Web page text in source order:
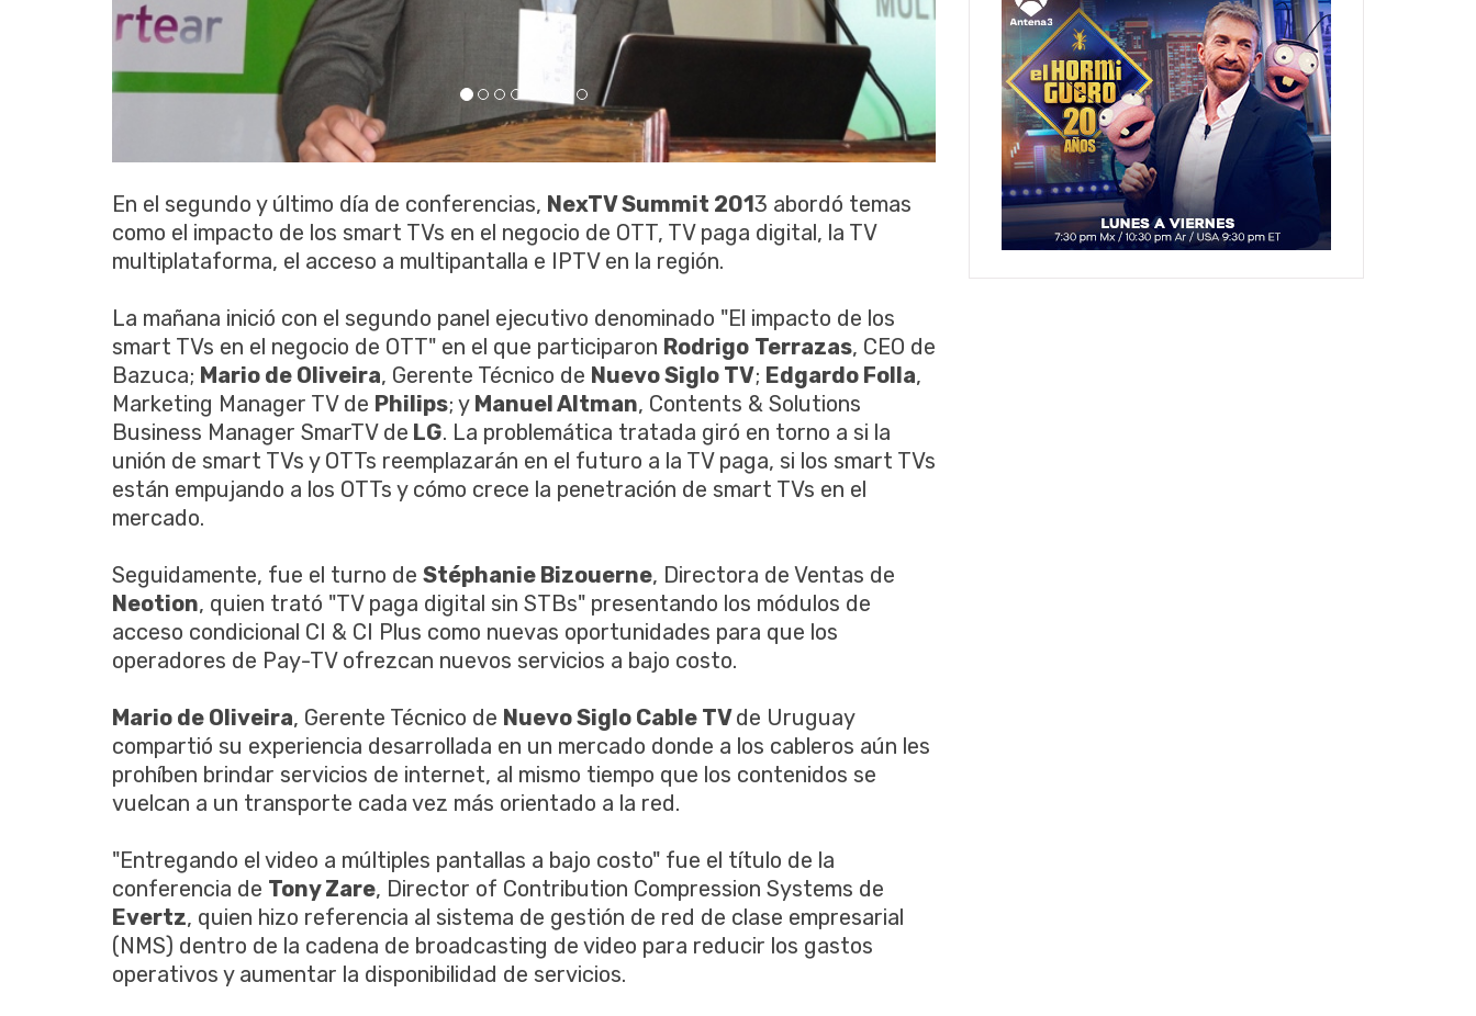
En el segundo y último día de conferencias, NexTV Summit 2013 abordó temas
como el impacto de los smart TVs en el negocio de OTT, TV paga digital, la TV
multiplataforma, el acceso a multipantalla e IPTV en la región.
La mañana inició con el segundo panel ejecutivo denominado "El impacto de los
smart TVs en el negocio de OTT" en el que participaron Rodrigo Terrazas, CEO de
Bazuca; Mario de Oliveira, Gerente Técnico de Nuevo Siglo TV; Edgardo Folla,
Marketing Manager TV de Philips; y Manuel Altman, Contents & Solutions
Business Manager SmarTV de LG. La problemática tratada giró en torno a si la
unión de smart TVs y OTTs reemplazarán en el futuro a la TV paga, si los smart TVs
están empujando a los OTTs y cómo crece la penetración de smart TVs en el
mercado.
Seguidamente, fue el turno de Stéphanie Bizouerne, Directora de Ventas de
Neotion, quien trató "TV paga digital sin STBs" presentando los módulos de
acceso condicional CI & CI Plus como nuevas oportunidades para que los
operadores de Pay-TV ofrezcan nuevos servicios a bajo costo.
Mario de Oliveira, Gerente Técnico de Nuevo Siglo Cable TVde Uruguay
compartió su experiencia desarrollada en un mercado donde a los cableros aún les
prohíben brindar servicios de internet, al mismo tiempo que los contenidos se
vuelcan a un transporte cada vez más orientado a la red.
"Entregando el video a múltiples pantallas a bajo costo" fue el título de la
conferencia de Tony Zare, Director of Contribution Compression Systems de
Evertz, quien hizo referencia al sistema de gestión de red de clase empresarial
(NMS) dentro de la cadena de broadcasting de video para reducir los gastos
operativos y aumentar la disponibilidad de servicios.